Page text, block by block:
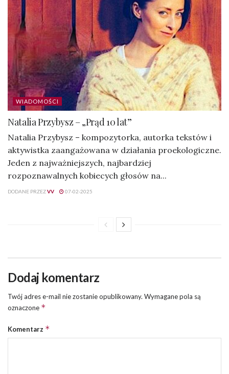
WIADOMOŚCI
Natalia Przybysz – „Prąd 10 lat”
Natalia Przybysz – kompozytorka, autorka tekstów i
aktywistka zaangażowana w działania proekologiczne.
Jeden z najważniejszych, najbardziej
rozpoznawalnych kobiecych głosów na...
DODANE PRZEZVV 07-02-2025
Dodaj komentarz
Twój adres e-mail nie zostanie opublikowany. Wymagane pola są
oznaczone *
Komentarz *